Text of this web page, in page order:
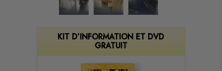
KIT D’INFORMATION ET DVD
GRATUIT